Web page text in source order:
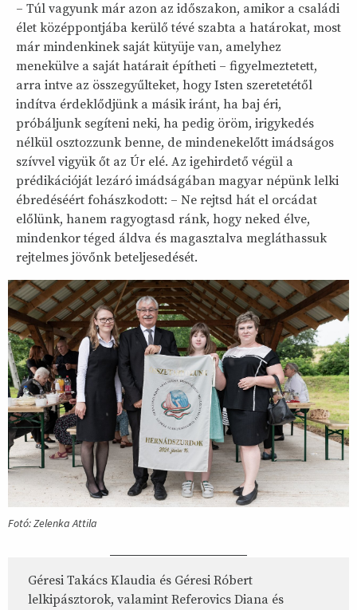
– Túl vagyunk már azon az időszakon, amikor a családi
élet középpontjába kerülő tévé szabta a határokat, most
már mindenkinek saját kütyüje van, amelyhez
menekülve a saját határait építheti – figyelmeztetett,
arra intve az összegyűlteket, hogy Isten szeretetétől
indítva érdeklődjünk a másik iránt, ha baj éri,
próbáljunk segíteni neki, ha pedig öröm, irigykedés
nélkül osztozzunk benne, de mindenekelőtt imádságos
szívvel vigyük őt az Úr elé. Az igehirdető végül a
prédikációját lezáró imádságában magyar népünk lelki
ébredéséért fohászkodott: – Ne rejtsd hát el orcádat
előlünk, hanem ragyogtasd ránk, hogy neked élve,
mindenkor téged áldva és magasztalva megláthassuk
rejtelmes jövőnk beteljesedését.
Fotó: Zelenka Attila
Géresi Takács Klaudia és Géresi Róbert
lelkipásztorok, valamint Referovics Diana és